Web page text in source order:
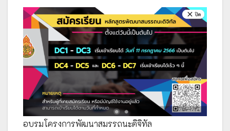
อบรมโครงการพัฒนาสมรรถนะดิจิทัล